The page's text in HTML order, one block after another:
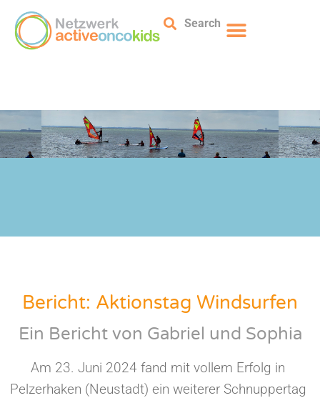
Search
Bericht: Aktionstag Windsurfen
Ein Bericht von Gabriel und Sophia
Am 23. Juni 2024 fand mit vollem Erfolg in
Pelzerhaken (Neustadt) ein weiterer Schnuppertag